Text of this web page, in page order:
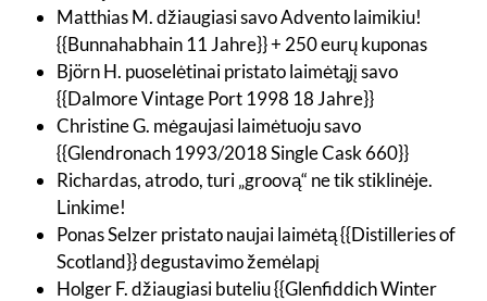
Matthias M. džiaugiasi savo Advento laimikiu!
{{Bunnahabhain 11 Jahre}} + 250 eurų kuponas
Björn H. puoselėtinai pristato laimėtąjį savo
{{Dalmore Vintage Port 1998 18 Jahre}}
Christine G. mėgaujasi laimėtuoju savo
{{Glendronach 1993/2018 Single Cask 660}}
Richardas, atrodo, turi „groovą“ ne tik stiklinėje.
Linkime!
Ponas Selzer pristato naujai laimėtą {{Distilleries of
Scotland}} degustavimo žemėlapį
Holger F. džiaugiasi buteliu {{Glenfiddich Winter